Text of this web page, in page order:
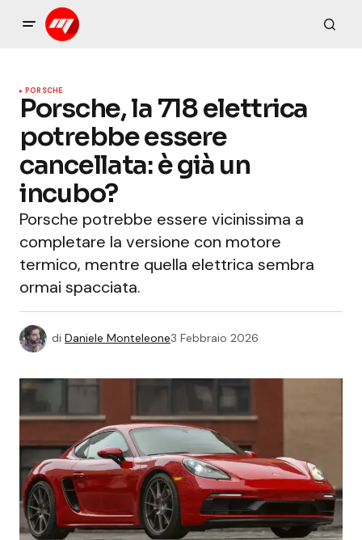
PORSCHE
Porsche, la 718 elettrica
potrebbe essere
cancellata: è già un
incubo?
Porsche potrebbe essere vicinissima a
completare la versione con motore
termico, mentre quella elettrica sembra
ormai spacciata.
di Daniele Monteleone3 Febbraio 2026